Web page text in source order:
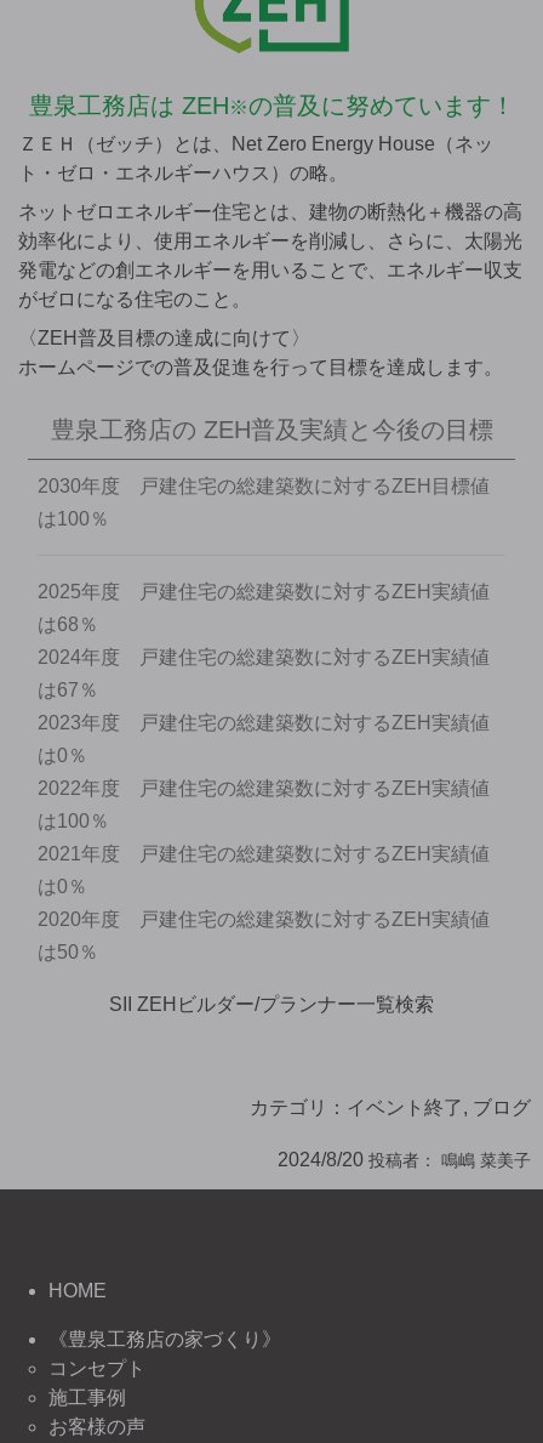
豊泉工務店は ZEH※の普及に努めています！
ＺＥＨ（ゼッチ）とは、Net Zero Energy House（ネッ
ト・ゼロ・エネルギーハウス）の略。
ネットゼロエネルギー住宅とは、建物の断熱化＋機器の高
効率化により、使用エネルギーを削減し、さらに、太陽光
発電などの創エネルギーを用いることで、エネルギー収支
がゼロになる住宅のこと。
〈ZEH普及目標の達成に向けて〉
ホームページでの普及促進を行って目標を達成します。
豊泉工務店の ZEH普及実績と今後の目標
2030年度 戸建住宅の総建築数に対するZEH目標値
は100％
2025年度 戸建住宅の総建築数に対するZEH実績値
は68％
2024年度 戸建住宅の総建築数に対するZEH実績値
は67％
2023年度 戸建住宅の総建築数に対するZEH実績値
は0％
2022年度 戸建住宅の総建築数に対するZEH実績値
は100％
2021年度 戸建住宅の総建築数に対するZEH実績値
は0％
2020年度 戸建住宅の総建築数に対するZEH実績値
は50％
SII ZEHビルダー/プランナー一覧検索
カテゴリ： イベント終了, ブログ
2024/8/20 投稿者： 鳴嶋 菜美子
HOME
《豊泉工務店の家づくり》
コンセプト
施工事例
お客様の声